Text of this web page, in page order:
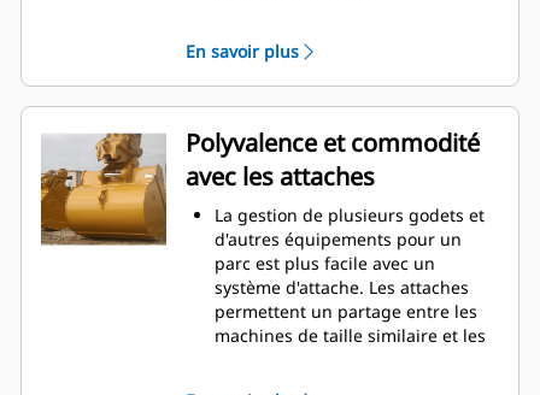
Chargez plus de matière plus
rapidement. La forme et les barres
latérales du godet permettent une
rétention optimale des matériaux
dans le godet à chaque charge.
résistants à l'abrasion, en
particulier pour les composants
d'usure excessive.
Protégez les zones d'usure
excessive les plus importantes de
votre godet avec les outils
d'attaque du sol Cat
(GET). Les
protecteurs de longerons et les
couteaux latéraux permettent de
préserver les pièces du godet qui
entrent en contact et traversent
les matériaux le plus souvent.
Réduisez les coûts d'entretien en
En savoir plus
Polyvalence et commodité
avec les attaches
La gestion de plusieurs godets et
d'autres équipements pour un
parc est plus facile avec un
système d'attache. Les attaches
permettent un partage entre les
machines de taille similaire et les